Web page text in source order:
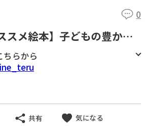
0
スメ絵本】子どもの豊かで
本14選/子育て勉強会TER
児の悩みや不安解決ch
らから
教室
pages/douga-ky
1,100円で始める幼児教育。
共有 気になる